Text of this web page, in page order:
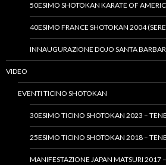
50ESIMO SHOTOKAN KARATE OF
40ESIMO FRANCE SHOTOKAN 2004
INNAUGURAZIONE DOJO SANTA
VIDEO
EVENTI TICINO SHOTOKAN
30ESIMO TICINO SHOTOKAN 2023 –
25ESIMO TICINO SHOTOKAN 2018 –
MANIFESTAZIONE JAPAN MATSURI 2017